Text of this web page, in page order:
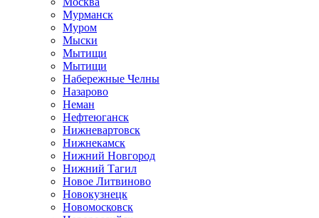
Мурманск
Муром
Мыски
Мытищи
Мытищи
Набережные Челны
Назарово
Неман
Нефтеюганск
Нижневартовск
Нижнекамск
Нижний Новгород
Нижний Тагил
Новое Литвиново
Новокузнецк
Новомосковск